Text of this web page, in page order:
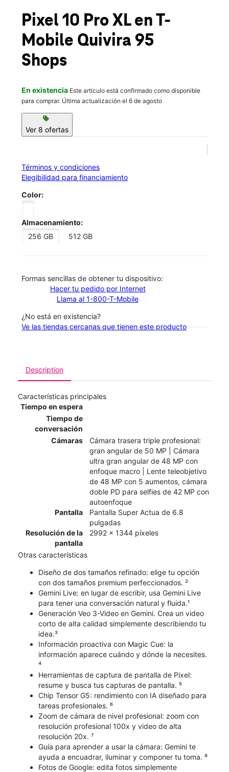
location_on
11788 W 95th St Overland Park, KS 66214
Pixel 10 Pro XLen T-
Mobile Quivira 95
Shops
En existencia Este artículo está confirmado como disponible
para comprar. Última actualización el 6 de agosto
sell
Ver 8 ofertas
Términos y condiciones
Elegibilidad para financiamiento
Color:
Almacenamiento:
256 GB
512 GB
​​​​​​​Formas sencillas de obtener tu dispositivo:
Hacer tu pedido por Internet
Llama al 1-800-T-Mobile
¿No está en existencia?
Ve las tiendas cercanas que tienen este producto
Description
Características principales
Tiempo en espera
Tiempo de
conversación
Cámaras
Cámara trasera triple profesional:
gran angular de 50 MP | Cámara
ultra gran angular de 48 MP con
enfoque macro | Lente teleobjetivo
de 48 MP con 5 aumentos, cámara
doble PD para selfies de 42 MP con
autoenfoque
Pantalla
Pantalla Super Actua de 6.8
pulgadas
Resolución de la
pantalla
2992 x 1344 píxeles
Otras características
Diseño de dos tamaños refinado: elige tu opción
con dos tamaños premium perfeccionados. ²
Gemini Live: en lugar de escribir, usa Gemini Live
para tener una conversación natural y fluida.¹
Generación Veo 3-Video en Gemini. Crea un video
corto de alta calidad simplemente describiendo tu
idea.³
Información proactiva con Magic Cue: la
información aparece cuándo y dónde la necesites.
⁴
Herramientas de captura de pantalla de Pixel:
resume y busca tus capturas de pantalla. ⁵
Chip Tensor G5: rendimiento con IA diseñado para
tareas profesionales. ⁶
Zoom de cámara de nivel profesional: zoom con
resolución profesional 100x y video de alta
resolución 20x. ⁷
Guía para aprender a usar la cámara: Gemini te
ayuda a encuadrar, iluminar y componer tu toma. ⁸
Fotos de Google: edita fotos simplemente